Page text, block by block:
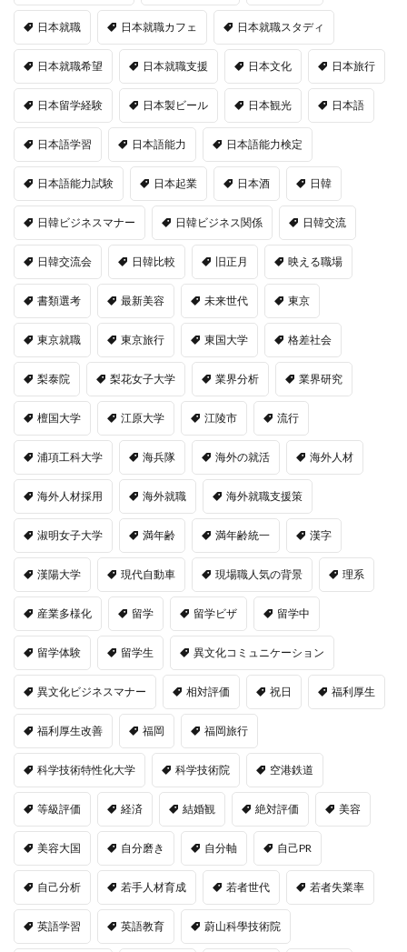
日本就職 日本就職カフェ 日本就職スタディ
日本就職希望 日本就職支援 日本文化 日本旅行
日本留学経験 日本製ビール 日本観光 日本語
日本語学習 日本語能力 日本語能力検定
日本語能力試験 日本起業 日本酒 日韓
日韓ビジネスマナー 日韓ビジネス関係 日韓交流
日韓交流会 日韓比較 旧正月 映える職場
書類選考 最新美容 未来世代 東京
東京就職 東京旅行 東国大学 格差社会
梨泰院 梨花女子大学 業界分析 業界研究
檀国大学 江原大学 江陵市 流行
浦項工科大学 海兵隊 海外の就活 海外人材
海外人材採用 海外就職 海外就職支援策
淑明女子大学 満年齢 満年齢統一 漢字
漢陽大学 現代自動車 現場職人気の背景 理系
産業多様化 留学 留学ビザ 留学中
留学体験 留学生 異文化コミュニケーション
異文化ビジネスマナー 相対評価 祝日 福利厚生
福利厚生改善 福岡 福岡旅行
科学技術特性化大学 科学技術院 空港鉄道
等級評価 経済 結婚観 絶対評価 美容
美容大国 自分磨き 自分軸 自己PR
自己分析 若手人材育成 若者世代 若者失業率
英語学習 英語教育 蔚山科學技術院